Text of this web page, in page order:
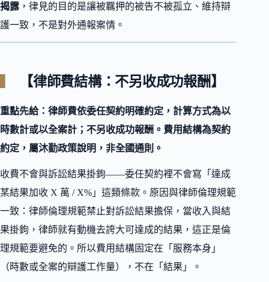
揭露，律見的目的是讓被羈押的被告不被孤立、維持辯
護一致，不是對外通報案情。
【律師費結構：不另收成功報酬】
重點先給：律師費依委任契約明確約定，計算方式為以
時數計或以全案計；不另收成功報酬。費用結構為契約
約定，屬沐勤政策說明，非全國通則。
收費不會與訴訟結果掛鉤——委任契約裡不會寫「達成
某結果加收 X 萬 / X%」這類條款。原因與律師倫理規範
一致：律師倫理規範禁止對訴訟結果擔保，當收入與結
果掛鉤，律師就有動機去誇大可達成的結果，這正是倫
理規範要避免的。所以費用結構固定在「服務本身」
（時數或全案的辯護工作量），不在「結果」。